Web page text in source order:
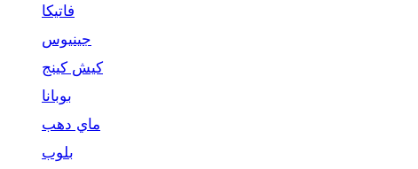
فاتيكا
جينيوس
كيش كينج
بوبانا
ماي دهب
بلوب